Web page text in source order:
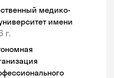
медико-
имени
г.